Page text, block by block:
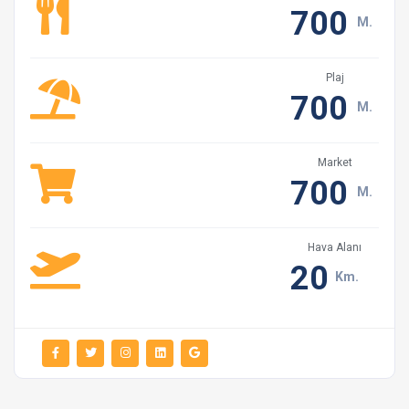
Kuvvetli rüzgar ve yağmurda şemsiyelerinizi
kapatmanızı rica ederiz.
Villalarımızda düzenli olarak haşere ilaçlaması
yapılmaktadır. Fakat yine de doğal yaşam sürprizleri
(sinek, böcek, arı, vb.) ile karşılaşabilirsiniz. Gün içerisinde
Tekstil ürünlerini (havlu, çarşaf vs.) ve villa
kullanmanızı rica ederiz. Lütfen banyo havlularını plaj
havlusu gibi kullanmayınız(şezlong üzerinde
kullanmayınız.)
Villalarımız siz değerli müşterilerimiz için
bölgemizde bulunan en iyi temizlik firması tarafından
700 M.
Plaj
700 M.
Market
700 M.
Hava Alanı
20 Km.